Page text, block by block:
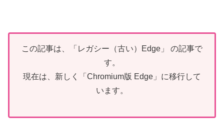
この記事は、「レガシー（古い）Edge」 の記事で
す。
現在は、新しく「Chromium版 Edge」に移行して
います。